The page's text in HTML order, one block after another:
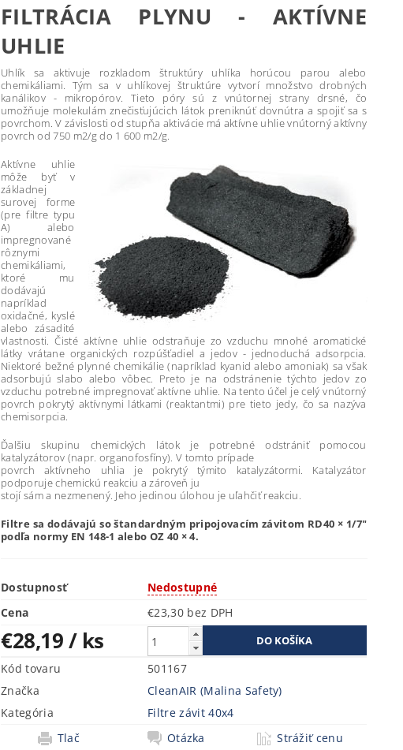
FILTRÁCIA PLYNU - AKTÍVNE
UHLIE
Uhlík sa aktivuje rozkladom štruktúry uhlíka horúcou parou alebo
chemikáliami. Tým sa v uhlíkovej štruktúre vytvorí množstvo drobných
kanálikov - mikropórov. Tieto póry sú z vnútornej strany drsné, čo
umožňuje molekulám znečisťujúcich látok preniknúť dovnútra a spojiť sa s
povrchom. V závislosti od stupňa aktivácie má aktívne uhlie vnútorný aktívny
povrch od 750 m2/g do 1 600 m2/g.
Aktívne uhlie
môže byť v
základnej
surovej forme
(pre filtre typu
A) alebo
impregnované
rôznymi
chemikáliami,
ktoré mu
dodávajú
napríklad
oxidačné, kyslé
alebo zásadité
vlastnosti. Čisté aktívne uhlie odstraňuje zo vzduchu mnohé aromatické
látky vrátane organických rozpúšťadiel a jedov - jednoduchá adsorpcia.
Niektoré bežné plynné chemikálie (napríklad kyanid alebo amoniak) sa však
adsorbujú slabo alebo vôbec. Preto je na odstránenie týchto jedov zo
vzduchu potrebné impregnovať aktívne uhlie. Na tento účel je celý vnútorný
povrch pokrytý aktívnymi látkami (reaktantmi) pre tieto jedy, čo sa nazýva
chemisorpcia.
Ďalšiu skupinu chemických látok je potrebné odstrániť pomocou
katalyzátorov (napr. organofosfíny). V tomto prípade
povrch aktívneho uhlia je pokrytý týmito katalyzátormi. Katalyzátor
podporuje chemickú reakciu a zároveň ju
stojí sám a nezmenený. Jeho jedinou úlohou je uľahčiť reakciu.
Filtre sa dodávajú so štandardným pripojovacím závitom RD40 × 1/7"
podľa normy EN 148-1 alebo OZ 40 × 4.
Dostupnosť
Nedostupné
Cena
€23,30 bez DPH
€28,19/ ks
Kód tovaru
501167
Značka
CleanAIR (Malina Safety)
Kategória
Filtre závit 40x4
Tlač
Otázka Strážiť cenu